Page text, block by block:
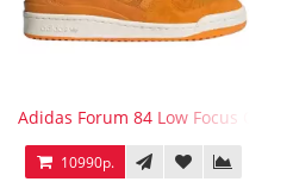
Adidas Forum 84 Low Focus Orange
10990р.